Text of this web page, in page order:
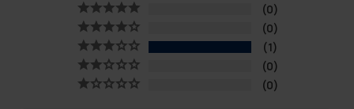
0
0
1
0
0